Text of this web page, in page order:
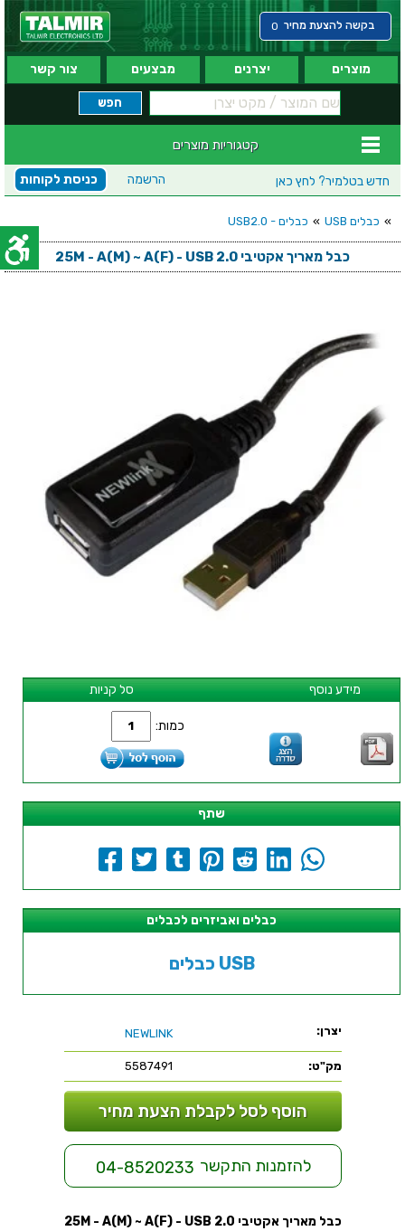
בקשה להצעת מחיר 0
מוצרים יצרנים מבצעים צור קשר
קטגוריות מוצרים
חדש בטלמיר? לחץ כאן כניסת לקוחות הרשמה
» כבלים USB » כבלים - USB2.0
כבל מאריך אקטיבי 25M - A(M) ~ A(F) - USB 2.0
סל קניות מידע נוסף
כמות:
שתף
כבלים ואביזרים לכבלים
כבלים USB
יצרן: NEWLINK
מק"ט: 5587491
הוסף לסל לקבלת הצעת מחיר
להזמנות התקשר 04-8520233
כבל מאריך אקטיבי 25M - A(M) ~ A(F) - USB 2.0